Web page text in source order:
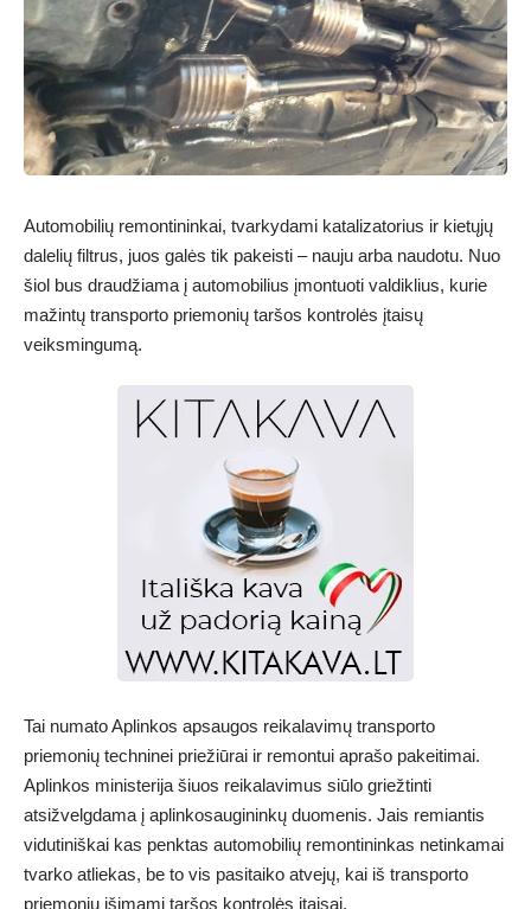
Automobilių remontininkai, tvarkydami katalizatorius ir kietųjų
dalelių filtrus, juos galės tik pakeisti – nauju arba naudotu. Nuo
šiol bus draudžiama į automobilius įmontuoti valdiklius, kurie
mažintų transporto priemonių taršos kontrolės įtaisų
veiksmingumą.
Tai numatoAplinkos apsaugos reikalavimų transporto
priemonių techninei priežiūrai ir remontui aprašo pakeitimai.
Aplinkos ministerija šiuos reikalavimus siūlo griežtinti
atsižvelgdama į aplinkosaugininkų duomenis. Jais remiantis
vidutiniškai kas penktas automobilių remontininkas netinkamai
tvarko atliekas, be to vis pasitaiko atvejų, kai iš transporto
priemonių išimami taršos kontrolės įtaisai.